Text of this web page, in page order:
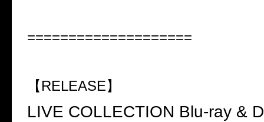
====================
【 RELEASE】
LIVE COLLECTION Blu-ray &